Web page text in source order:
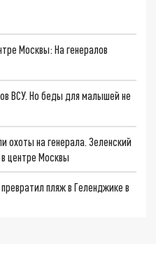
Москвы: На генералов
ВСУ. Но беды для малышей не
на генерала. Зеленский
центре Москвы
пляж в Геленджике в